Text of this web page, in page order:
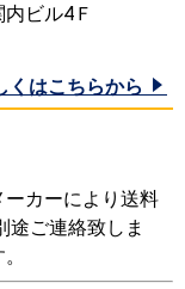
ビル4Ｆ
くはこちらから
カーにより送料
途ご連絡致しま